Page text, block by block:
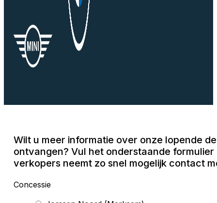
Wilt u meer informatie over onze lopende
ontvangen? Vul het onderstaande formulier
verkopers neemt zo snel mogelijk contact
Concessie